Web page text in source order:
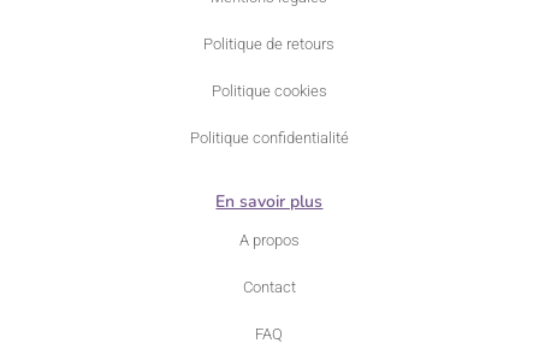
Politique de retours
Politique cookies
Politique confidentialité
En savoir plus
A propos
Contact
FAQ